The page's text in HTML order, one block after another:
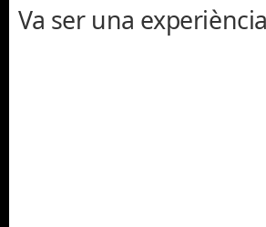
Va ser una